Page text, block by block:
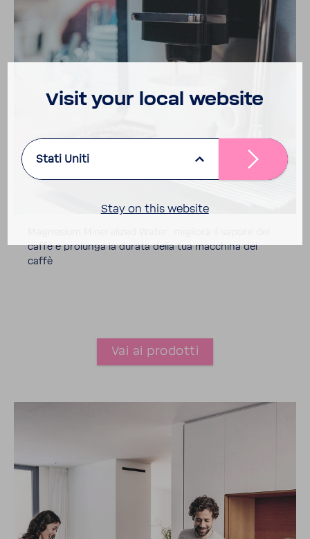
caffè e prolunga la durata della tua macchina del
caffè
Vai ai prodotti
Visit your local website
Stati Uniti
Stay on this website